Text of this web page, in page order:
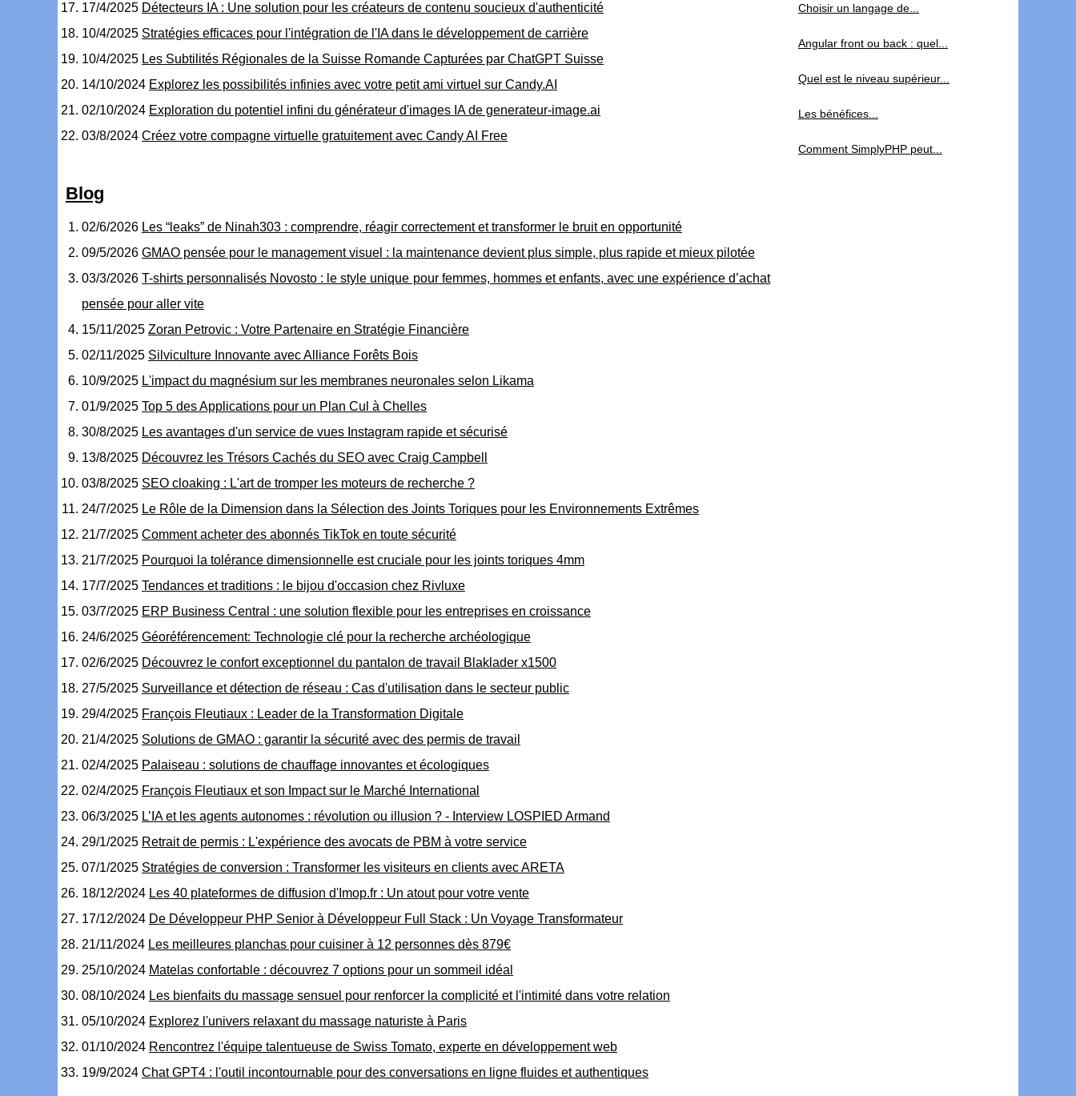
17/4/2025 Détecteurs IA : Une solution pour les créateurs de contenu soucieux d'authenticité
10/4/2025 Stratégies efficaces pour l'intégration de l'IA dans le développement de carrière
10/4/2025 Les Subtilités Régionales de la Suisse Romande Capturées par ChatGPT Suisse
14/10/2024 Explorez les possibilités infinies avec votre petit ami virtuel sur Candy.AI
02/10/2024 Exploration du potentiel infini du générateur d'images IA de generateur-image.ai
03/8/2024 Créez votre compagne virtuelle gratuitement avec Candy AI Free
Blog
02/6/2026 Les “leaks” de Ninah303 : comprendre, réagir correctement et transformer le bruit en opportunité
09/5/2026 GMAO pensée pour le management visuel : la maintenance devient plus simple, plus rapide et mieux pilotée
03/3/2026T-shirts personnalisés Novosto : le style unique pour femmes, hommes et enfants, avec une expérience d’achat
pensée pour aller vite
15/11/2025 Zoran Petrovic : Votre Partenaire en Stratégie Financière
02/11/2025 Silviculture Innovante avec Alliance Forêts Bois
10/9/2025 L'impact du magnésium sur les membranes neuronales selon Likama
01/9/2025 Top 5 des Applications pour un Plan Cul à Chelles
30/8/2025 Les avantages d'un service de vues Instagram rapide et sécurisé
13/8/2025 Découvrez les Trésors Cachés du SEO avec Craig Campbell
03/8/2025 SEO cloaking : L'art de tromper les moteurs de recherche ?
24/7/2025 Le Rôle de la Dimension dans la Sélection des Joints Toriques pour les Environnements Extrêmes
21/7/2025 Comment acheter des abonnés TikTok en toute sécurité
21/7/2025 Pourquoi la tolérance dimensionnelle est cruciale pour les joints toriques 4mm
17/7/2025 Tendances et traditions : le bijou d'occasion chez Rivluxe
03/7/2025 ERP Business Central : une solution flexible pour les entreprises en croissance
24/6/2025 Géoréférencement: Technologie clé pour la recherche archéologique
02/6/2025 Découvrez le confort exceptionnel du pantalon de travail Blaklader x1500
27/5/2025 Surveillance et détection de réseau : Cas d'utilisation dans le secteur public
29/4/2025 François Fleutiaux : Leader de la Transformation Digitale
21/4/2025 Solutions de GMAO : garantir la sécurité avec des permis de travail
02/4/2025 Palaiseau : solutions de chauffage innovantes et écologiques
02/4/2025 François Fleutiaux et son Impact sur le Marché International
06/3/2025 L’IA et les agents autonomes : révolution ou illusion ? - Interview LOSPIED Armand
29/1/2025 Retrait de permis : L'expérience des avocats de PBM à votre service
07/1/2025 Stratégies de conversion : Transformer les visiteurs en clients avec ARETA
18/12/2024 Les 40 plateformes de diffusion d'Imop.fr : Un atout pour votre vente
17/12/2024 De Développeur PHP Senior à Développeur Full Stack : Un Voyage Transformateur
21/11/2024 Les meilleures planchas pour cuisiner à 12 personnes dès 879€
25/10/2024 Matelas confortable : découvrez 7 options pour un sommeil idéal
08/10/2024 Les bienfaits du massage sensuel pour renforcer la complicité et l'intimité dans votre relation
05/10/2024 Explorez l'univers relaxant du massage naturiste à Paris
01/10/2024 Rencontrez l'équipe talentueuse de Swiss Tomato, experte en développement web
19/9/2024 Chat GPT4 : l'outil incontournable pour des conversations en ligne fluides et authentiques
Choisir un langage de...
Angular front ou back : quel...
Quel est le niveau supérieur...
Les bénéfices...
Comment SimplyPHP peut...